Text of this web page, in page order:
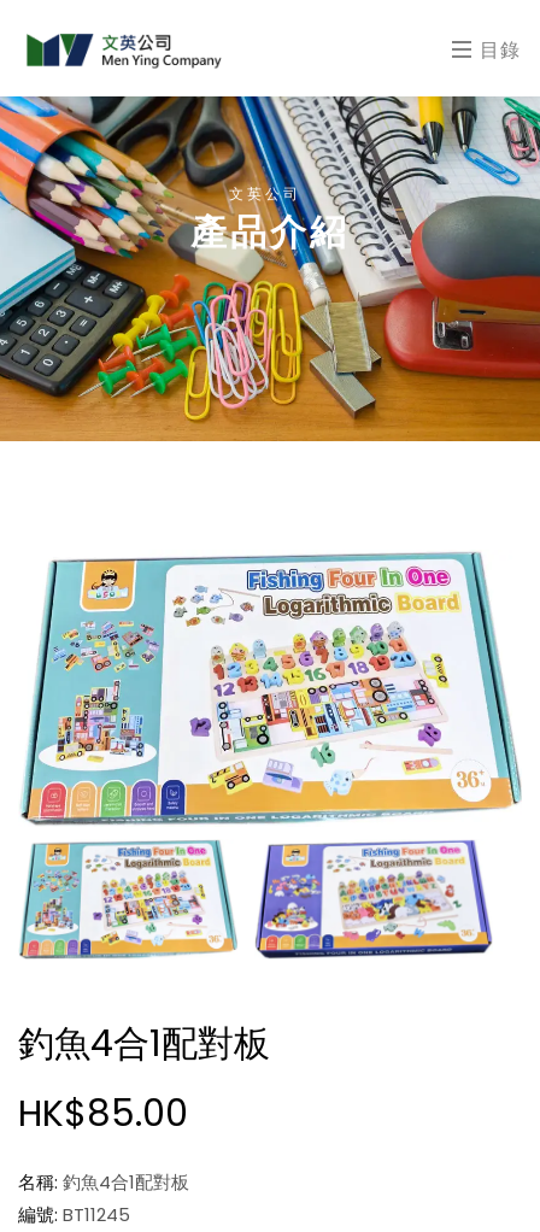
目錄
文英公司
產品介紹
釣魚4合1配對板
HK$85.00
名稱: 釣魚4合1配對板
編號: BT11245